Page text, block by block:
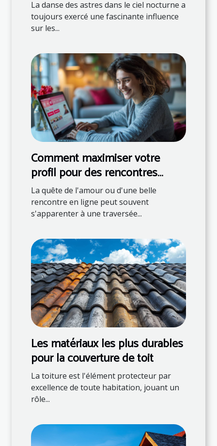
La danse des astres dans le ciel nocturne a
toujours exercé une fascinante influence
sur les...
Comment maximiser votre
profil pour des rencontres
réussies en ligne
La quête de l'amour ou d'une belle
rencontre en ligne peut souvent
s'apparenter à une traversée...
Les matériaux les plus durables
pour la couverture de toit
La toiture est l'élément protecteur par
excellence de toute habitation, jouant un
rôle...